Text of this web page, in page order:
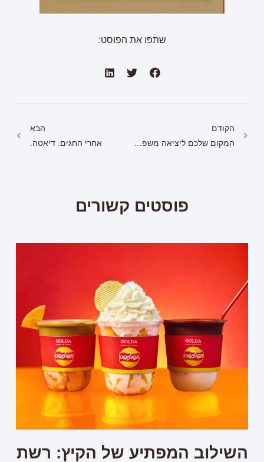
שתפו את הפוסט:
הקודם
המקום שלכם ליציאה משפחתית מתוקה בימות החג
הבא
אחרי החגים: דיאטה.
פוסטים קשורים
השילוב המפתיע של הקיץ: רשת